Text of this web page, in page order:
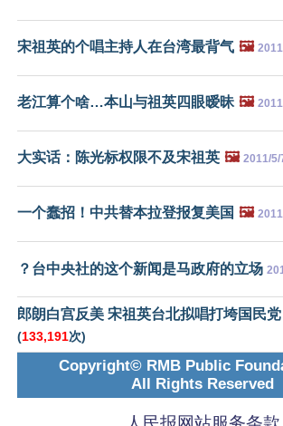
宋祖英的个唱主持人在台湾最背气 🖼️
老江算个啥…本山与祖英四眼暧昧 🖼️
大实话：陈光标权限不及宋祖英 🖼️ 2011/5/
一个蠢招！中共替本拉登报复美国 🖼️
？台中央社的这个新闻是马政府的立场
郎朗白宫反美 宋祖英台北拟唱打垮国民党
(133,191次)
Copyright© RMB Public
All Rights Reserved